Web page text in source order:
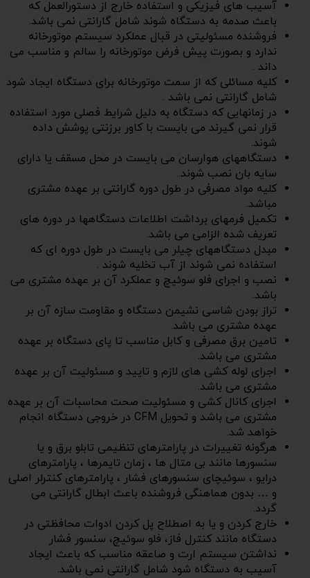
آسیب های فیزیکی و استفاده خارج از دستورالعمل که
باعث صدمه به دستگاه شوند شامل گارانتی نمی باشد.
فروشنده مسئولیتی در قبال عملکرد سیستم موتورخانه
ندارد و بصورت پیش فرض موتورخانه را سالم و مناسب می
داند .
کلیه مسائلی که از سمت موتورخانه برای دستگاه ایجاد شود
شامل گارانتی نمی باشد .
در زمانهایی که دستگاه به دلیل شرایط فصلی مورد استفاده
قرار نمی گیرند می بایست با کاور برزنتی پوشش داده
شوند.
دستگاههای هوارسان می بایست در محل مسقف یا دارای
سایه بان نصب شوند..
کلیه مواد مصرفی در طول دوره گارانتی بر عهده مشتری
مباشد.
تکمیل فرمهای برداشت اطلاعات دستگاهها در دوره های
تعریف شده الزامی می باشد.
مبدل دستگاههای چیلر می بایست در طول دوره ای که
استفاده نمی شوند از آب تخلیه شوند .
نصب و اجرای فلو سوئیچ و عملکرد آن بر عهده مشتری می
باشد.
تراز بودن شاسی نشیمن دستگاه و مقاومت سازه آن بر
عهده مشتری می باشد.
تامین برق مصرفی و کابل مناسب تا پای دستگاه بر عهده
مشتری می باشد.
اجرای لوله کشی های لازم و تایید و مسئولیت آن بر عهده
مشتری می باشد.
اجرای کانال کشی و مسئولیت صحت محاسبات آن بر عهده
مشتری می باشد و تحویل CFM در خروجی دستگاه انجام
خواهد شد.
هرگونه تغییرات در پارامترهای تنظیمی تابلو برق و یا
سنسورها مانند بی متال ها ، زمان تایمرها ، پارامترهای
درایو ، سوئیچای سنسورهای فشار ، پارامترهای کنترلر اصلی
و … بدون هماهنگی فروشنده باعث ابطال گارانتی می
گردد.
خارج کردن و یا به اصطلاح پل کردن ادوات محافظتی در
دستگاه مانند کنترل فاز، فلو سوئیچ، سنسور فشار
نداشتن سیستم ارت و صاعقه مناسب که باعث ایجاد
آسیب به دستگاه شود شامل گارانتی نمی باشد.